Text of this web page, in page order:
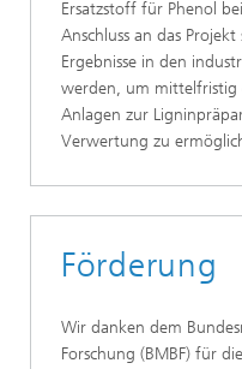
Ersatzstoff für Phenol
Anschluss an das
Ergebnisse in den
werden, um mittelfristig
Anlagen zur
Verwertung zu
Förderung
Wir danken dem
Forschung (BMBF) für